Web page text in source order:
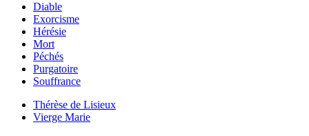
Diable
Exorcisme
Hérésie
Mort
Péchés
Purgatoire
Souffrance
Thérèse de Lisieux
Vierge Marie